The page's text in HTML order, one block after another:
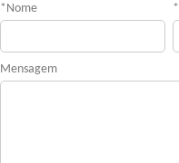
* Nome *
Mensagem